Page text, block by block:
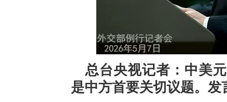
总台央视记者：中美
是中方首要关切议题。